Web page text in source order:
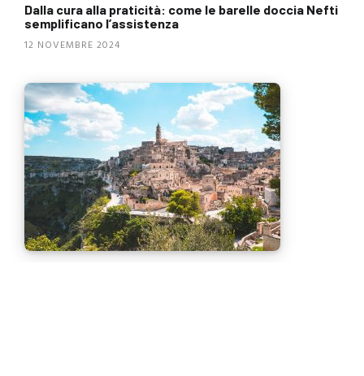
Dalla cura alla praticità: come le barelle doccia Nefti
semplificano l’assistenza
12 NOVEMBRE 2024